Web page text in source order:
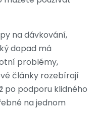
na dávkování,
dopad má
problémy,
články rozebírají
po podporu klidného
na jednom